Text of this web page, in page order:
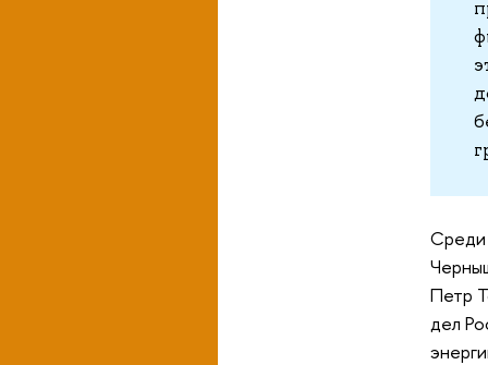
Среди
Петр
дел